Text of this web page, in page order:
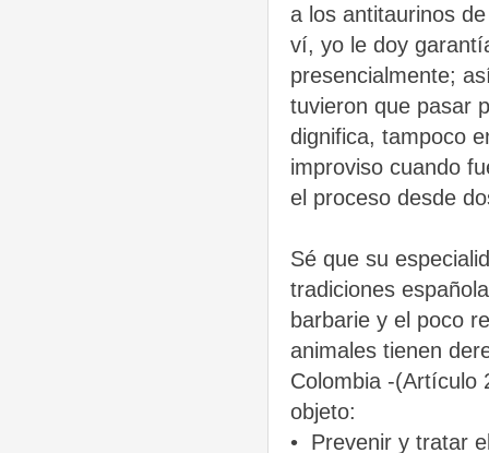
a los antitaurinos
ví, yo le doy
presencialmente;
tuvieron que pasar
dignifica, tampoco
improviso cuando
el proceso desde
Sé que su
tradiciones
barbarie y el poco
animales tienen
Colombia -(Artículo
objeto:
• Prevenir y tratar